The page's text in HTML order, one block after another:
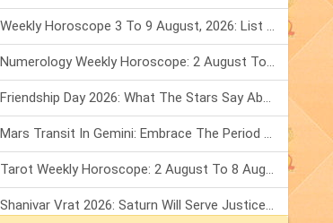
Weekly Horoscope 3 To 9 August, 2026: List Of Fasts & Festivals
Numerology Weekly Horoscope: 2 August To 8 August, 2026
Friendship Day 2026: What The Stars Say About Your Best Friend!
Mars Transit In Gemini: Embrace The Period Full Of Energy & Intelligence
Tarot Weekly Horoscope: 2 August To 8 August, 2026
Shanivar Vrat 2026: Saturn Will Serve Justice In Sawan Month!